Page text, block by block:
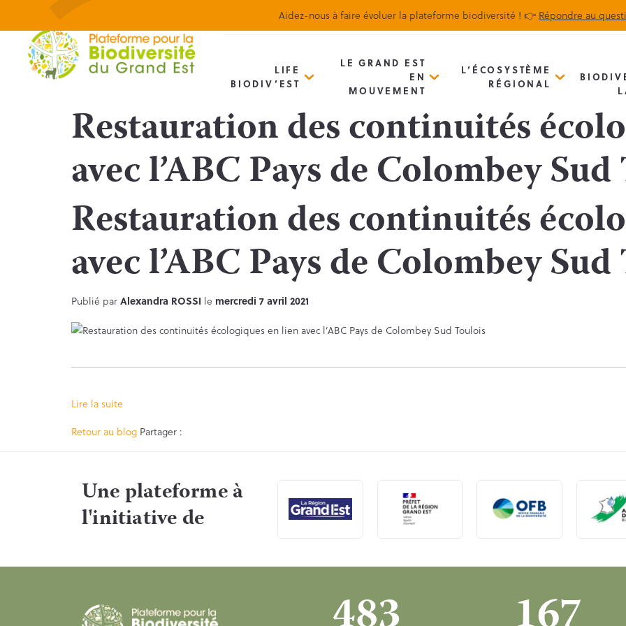
Aidez-nous à faire évoluer la plateforme biodiversité ! 👉 Répondre au
Biodiv’Map Newsletter
LIFE
BIODIV’EST
LE GRAND EST
EN
MOUVEMENT
L’ÉCOSYSTÈME
RÉGIONAL
Restauration des continuités
avec l’ABC Pays de Colombey
Restauration des continuités
avec l’ABC Pays de Colombey
Publié parAlexandra ROSSI le mercredi 7 avril 2021
Lire la suite
Retour au blog Partager :
Une plateforme à
l'initiative de